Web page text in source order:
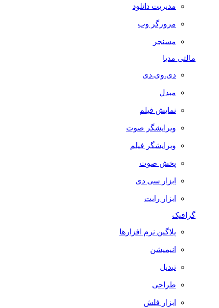
مدیریت دانلود
مرورگر وب
مسنجر
مالتی مدیا
دی.وی.دی
مبدل
نمایش فیلم
ویرایشگر صوت
ویرایشگر فیلم
پخش صوت
ابزار سی دی
ابزار رایت
گرافیک
پلاگین نرم افزارها
انیمیشن
تبدیل
طراحی
ابزار فلش